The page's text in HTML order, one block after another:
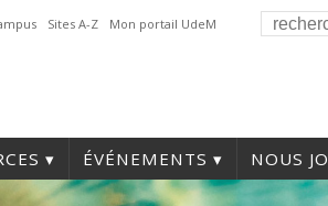
Sites A-Z Mon portail UdeM
ÉVÉNEMENTS NOUS